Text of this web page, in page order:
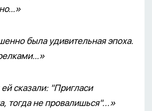
была удивительная эпоха.
сказали: "Пригласи
тогда не провалишься"...»